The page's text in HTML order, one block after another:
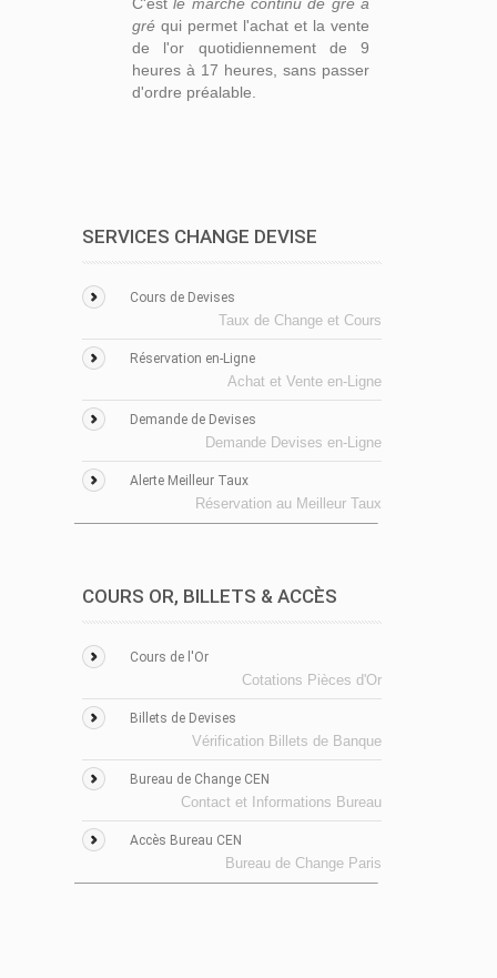
gré qui permet l'achat et la vente
de l'or quotidiennement de 9
heures à 17 heures, sans passer
d'ordre préalable.
SERVICES CHANGE DEVISE
Cours de Devises
Taux de Change et Cours
Réservation en-Ligne
Achat et Vente en-Ligne
Demande de Devises
Demande Devises en-Ligne
Alerte Meilleur Taux
Réservation au Meilleur Taux
COURS OR, BILLETS & ACCÈS
Cours de l'Or
Cotations Pièces d'Or
Billets de Devises
Vérification Billets de Banque
Bureau de Change CEN
Contact et Informations Bureau
Accès Bureau CEN
Bureau de Change Paris